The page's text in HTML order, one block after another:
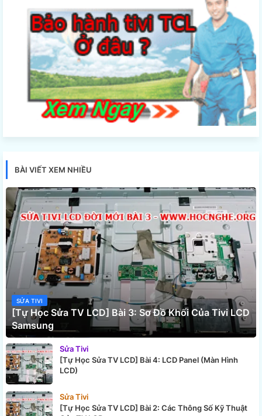
BÀI VIẾT XEM NHIỀU
SỬA TIVI
[Tự Học Sửa TV LCD] Bài 3: Sơ Đồ Khối Của Tivi LCD
Samsung
Sửa Tivi
[Tự Học Sửa TV LCD] Bài 4: LCD Panel (Màn Hình
LCD)
Sửa Tivi
[Tự Học Sửa TV LCD] Bài 2: Các Thông Số Kỹ Thuật